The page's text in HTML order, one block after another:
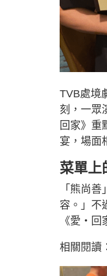
TVB處境
刻，一眾
回家》重
宴，場面
菜單上
「熊尚
容。」不
《愛‧回
相關閱讀